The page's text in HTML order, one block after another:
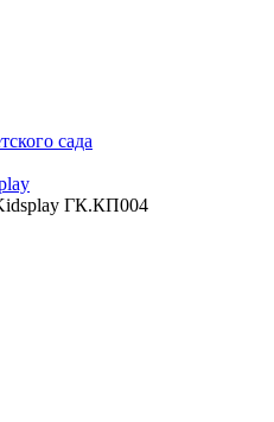
сада
ГК.КП004